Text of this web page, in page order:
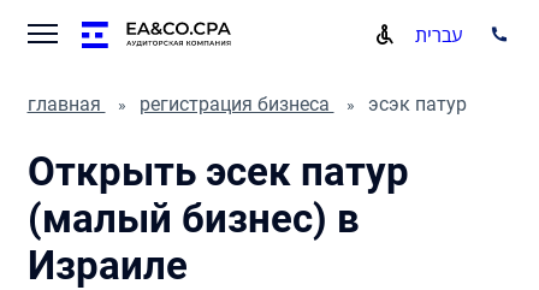
עברית
главная регистрация бизнеса эсэк патур
Открыть эсек патур
(малый бизнес) в
Израиле